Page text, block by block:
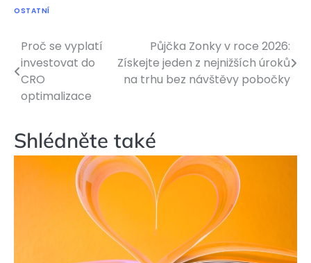
OSTATNÍ
Navigace
pro
příspěvek
Proč se vyplatí
investovat do
CRO
optimalizace
Půjčka Zonky v roce 2026:
Získejte jeden z nejnižších úroků
na trhu bez návštěvy pobočky
Shlédněte také